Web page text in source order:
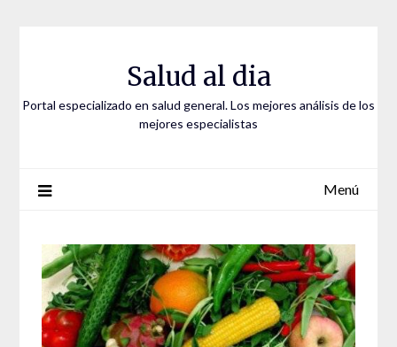
Salud al dia
Portal especializado en salud general. Los mejores análisis de los
mejores especialistas
Menú